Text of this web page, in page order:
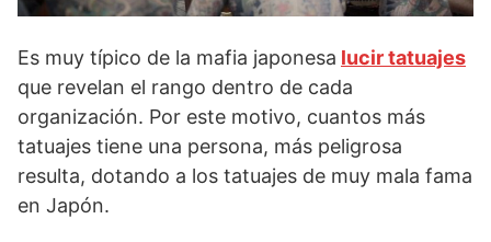
Es muy típico de la mafia japonesa lucir tatuajes
que revelan el rango dentro de cada
organización. Por este motivo, cuantos más
tatuajes tiene una persona, más peligrosa
resulta, dotando a los tatuajes de muy mala fama
en Japón.